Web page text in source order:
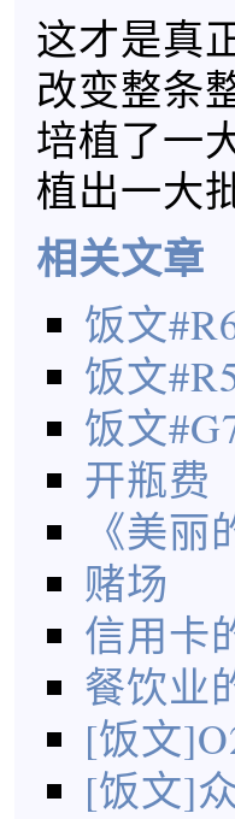
这才是真
改变整条
培植了一
植出一大
相关文章
饭文
饭文
饭文
开瓶费
《美丽
赌场
信用卡
餐饮业
[饭文
[饭文]